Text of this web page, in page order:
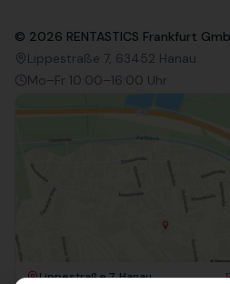
© 2026 RENTASTICS Frankfurt
Lippestraße 7, 63452 Hanau
Mo–Fr 10:00–16:00 Uhr
Lippestraße 7, Hanau